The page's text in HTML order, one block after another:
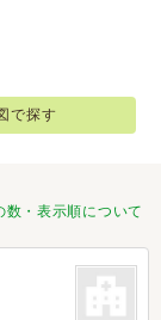
で探す
・表示順について